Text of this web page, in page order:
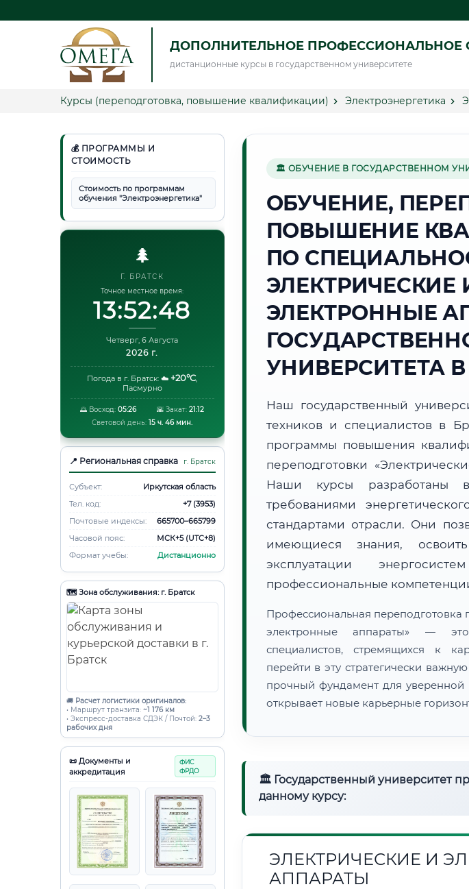
ДОПОЛНИТЕЛЬНОЕ ПРОФЕССИОНАЛЬНОЕ
дистанционные курсы в государственном университете
Курсы (переподготовка, повышение квалификации) Электроэнергетика
💰 ПРОГРАММЫ И
СТОИМОСТЬ
Стоимость по программам
обучения "Электроэнергетика"
🌲
Г. БРАТСК
Точное местное время:
13:52:49
Четверг, 6 Августа
2026 г.
Погода в г. Братск: ☁️ +20°C,
Пасмурно
🌅 Восход:05:26 🌇 Закат: 21:12
Световой день: 15 ч. 46 мин.
📍 Региональная справка г. Братск
Субъект:
Иркутская область
Тел. код:
+7 (3953)
Почтовые индексы:
665700–665799
Часовой пояс:
МСК+5 (UTC+8)
Формат учебы:
Дистанционно
🗺️ Зона обслуживания: г. Братск
🚚 Расчет логистики оригиналов:
• Маршрут транзита: ~1 176 км
• Экспресс-доставка СДЭК / Почтой: 2–3
рабочих дня
📜 Документы и
аккредитация
ФИС
ФРДО
🏛 ОБУЧЕНИЕ В ГОСУДАРСТВЕННОМ
ОБУЧЕНИЕ,
ПОВЫШЕНИЕ
ПО
ЭЛЕКТРИЧЕСКИЕ
ЭЛЕКТРОННЫЕ
УНИВЕРСИТЕТА В
Наш государственный
техников и специалистов в
программы повышения
переподготовки
Наши курсы разработаны
требованиями
стандартами отрасли. Они
имеющиеся знания,
эксплуатации
профессиональные
Профессиональная переподготовка
электронные аппараты» —
специалистов, стремящихся к
перейти в эту стратегически
прочный фундамент для уверенной
открывает новые карьерные
🏛 Государственный университет
данному курсу:
ЭЛЕКТРИЧЕСКИЕ И
АППАРАТЫ